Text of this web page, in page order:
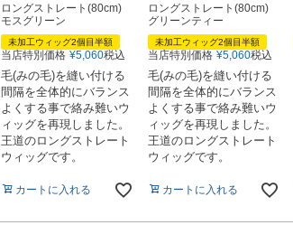
ロングストレート(80cm)
モスグリーン
未加工ウィッグ2個目半額
当店特別価格 ¥5,060税込
毛(みの毛)を縫い付ける
間隔を全体的にバランス
よくする事で絡み難いウ
ィッグを再現しました。
王道のロングストレート
ウィッグです。
カートに入れる
ロングストレート(80cm)
グリーンティー
未加工ウィッグ2個目半額
当店特別価格 ¥5,060税込
毛(みの毛)を縫い付ける
間隔を全体的にバランス
よくする事で絡み難いウ
ィッグを再現しました。
王道のロングストレート
ウィッグです。
カートに入れる